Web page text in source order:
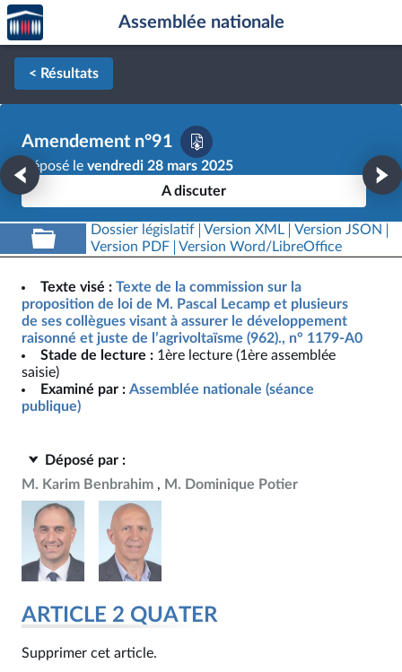
Aller au contenu
Aller en bas de la page
Accèder
à la
page
d'accueil
Assemblée nationale
< Résultats
Amendement n°91
Déposé le vendredi 28 mars 2025
A discuter
Dossier législatif Version XML
Version JSON
Version PDF
Version Word/LibreOffice
Texte visé : Texte de la commission sur la
proposition de loi de M. Pascal Lecamp et plusieurs
de ses collègues visant à assurer le développement
raisonné et juste de l’agrivoltaïsme (962)., n° 1179-A0
Stade de lecture : 1ère lecture (1ère assemblée
saisie)
Examiné par : Assemblée nationale (séance
publique)
Déposé par :
M. Karim Benbrahim
M. Dominique Potier
ARTICLE 2 QUATER
Supprimer cet article.